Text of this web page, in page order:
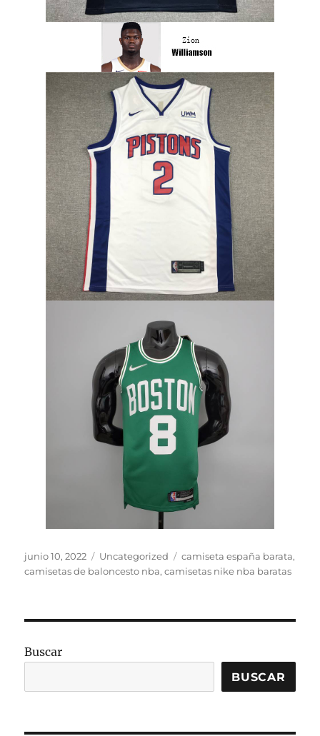
Publicado
el
junio 10, 2022 Categorías
Uncategorized Etiquetas
camiseta españa barata,
camisetas de baloncesto nba,camisetas nike nba baratas
Buscar
BUSCAR